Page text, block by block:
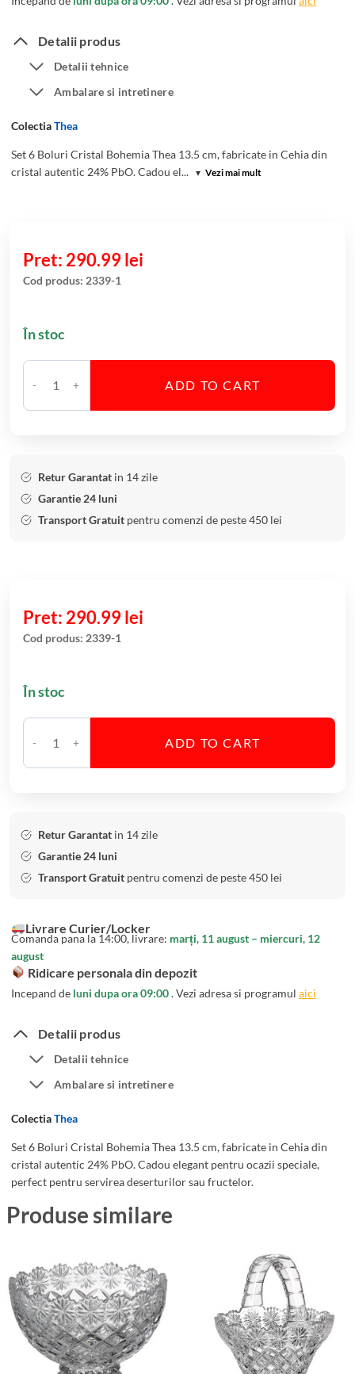
Detalii produs
Detalii tehnice
Ambalare si intretinere
ColectiaThea
Set 6 Boluri Cristal Bohemia Thea 13.5 cm, fabricate in Cehia din
cristal autentic 24% PbO. Cadou el... ▾ Vezi mai mult
290.99lei
Cod produs: 2339-1
În stoc
C
a
i
t
l
i
d
C
a
B
o
e
i
a
h
e
a
1
.
c
m
ADD TO CART
Retur Garantat in 14 zile
Garantie 24 luni
Transport Gratuit pentru comenzi de peste 450 lei
290.99lei
Cod produs: 2339-1
În stoc
C
a
i
S
e
t
6
o
u
r
d
i
n
C
i
t
a
l
B
o
h
ADD TO CART
Retur Garantat in 14 zile
Garantie 24 luni
Transport Gratuit pentru comenzi de peste 450 lei
Livrare Curier/Locker
Comanda pana la 14:00, livrare: marți, 11 august – miercuri, 12
august
Ridicare personala din depozit
Incepand de luni dupa ora 09:00. Vezi adresa si programul aici
Detalii produs
Detalii tehnice
Ambalare si intretinere
ColectiaThea
Set 6 Boluri Cristal Bohemia Thea 13.5 cm, fabricate in Cehia din
cristal autentic 24% PbO. Cadou elegant pentru ocazii speciale,
perfect pentru servirea deserturilor sau fructelor.
Produse similare